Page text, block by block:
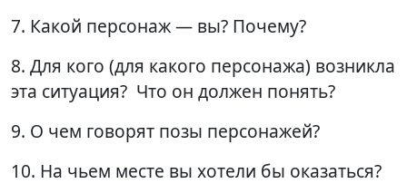
7. Какой персонаж — вы? Почему?
8. Для кого (для какого персонажа) возникла
эта ситуация? Что он должен понять?
9. О чем говорят позы персонажей?
10. На чьем месте вы хотели бы оказаться?